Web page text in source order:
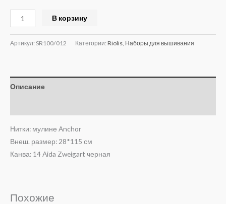
В корзину
Артикул: SR100/012 Категории: Riolis, Наборы для вышивания
Описание
Нитки: мулине Anchor
Внеш. размер: 28*115 см
Канва: 14 Aida Zweigart черная
Похожие